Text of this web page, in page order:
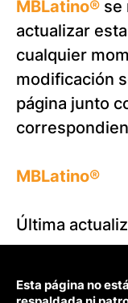
MBLatino® se
actualizar
cualquier
modificación
página junto
MBLatino®
Última
Esta página no